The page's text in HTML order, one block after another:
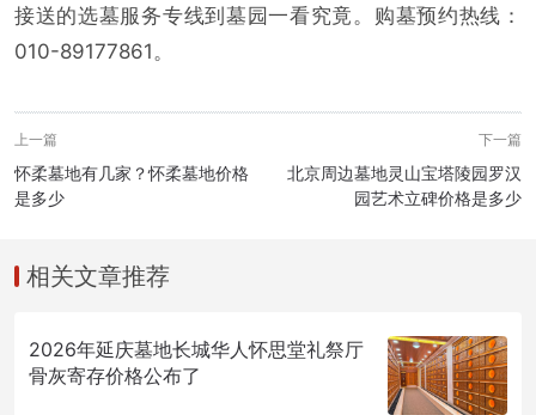
接送的选墓服务专线到墓园一看究竟。购墓预约热线：
010-89177861。
上一篇
怀柔墓地有几家？怀柔墓地价格
是多少
下一篇
北京周边墓地灵山宝塔陵园罗汉
园艺术立碑价格是多少
相关文章推荐
2026年延庆墓地长城华人怀思堂礼祭厅
骨灰寄存价格公布了